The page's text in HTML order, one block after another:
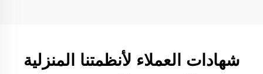
شهادات العملاء لأنظمتنا المنزلية